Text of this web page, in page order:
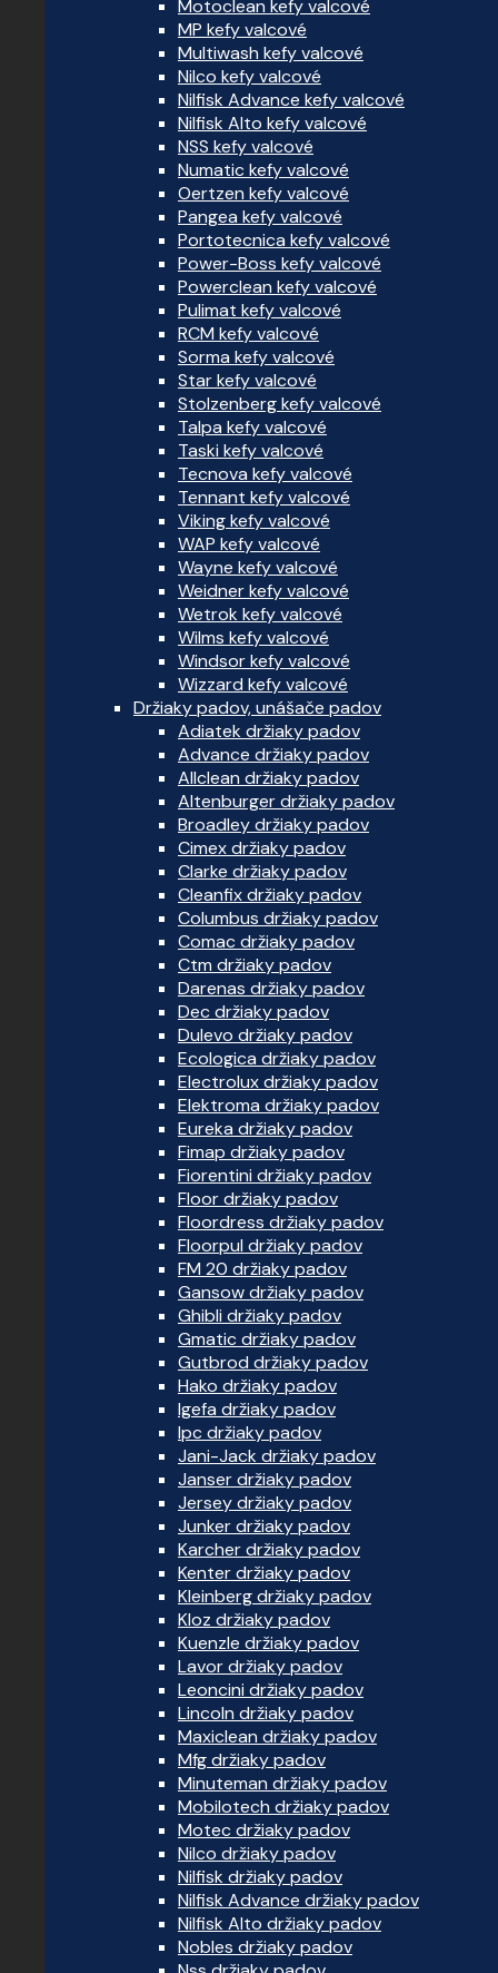
Motoclean kefy valcové
MP kefy valcové
Multiwash kefy valcové
Nilco kefy valcové
Nilfisk Advance kefy valcové
Nilfisk Alto kefy valcové
NSS kefy valcové
Numatic kefy valcové
Oertzen kefy valcové
Pangea kefy valcové
Portotecnica kefy valcové
Power-Boss kefy valcové
Powerclean kefy valcové
Pulimat kefy valcové
RCM kefy valcové
Sorma kefy valcové
Star kefy valcové
Stolzenberg kefy valcové
Talpa kefy valcové
Taski kefy valcové
Tecnova kefy valcové
Tennant kefy valcové
Viking kefy valcové
WAP kefy valcové
Wayne kefy valcové
Weidner kefy valcové
Wetrok kefy valcové
Wilms kefy valcové
Windsor kefy valcové
Wizzard kefy valcové
Držiaky padov, unášače padov
Adiatek držiaky padov
Advance držiaky padov
Allclean držiaky padov
Altenburger držiaky padov
Broadley držiaky padov
Cimex držiaky padov
Clarke držiaky padov
Cleanfix držiaky padov
Columbus držiaky padov
Comac držiaky padov
Ctm držiaky padov
Darenas držiaky padov
Dec držiaky padov
Dulevo držiaky padov
Ecologica držiaky padov
Electrolux držiaky padov
Elektroma držiaky padov
Eureka držiaky padov
Fimap držiaky padov
Fiorentini držiaky padov
Floor držiaky padov
Floordress držiaky padov
Floorpul držiaky padov
FM 20 držiaky padov
Gansow držiaky padov
Ghibli držiaky padov
Gmatic držiaky padov
Gutbrod držiaky padov
Hako držiaky padov
Igefa držiaky padov
Ipc držiaky padov
Jani-Jack držiaky padov
Janser držiaky padov
Jersey držiaky padov
Junker držiaky padov
Karcher držiaky padov
Kenter držiaky padov
Kleinberg držiaky padov
Kloz držiaky padov
Kuenzle držiaky padov
Lavor držiaky padov
Leoncini držiaky padov
Lincoln držiaky padov
Maxiclean držiaky padov
Mfg držiaky padov
Minuteman držiaky padov
Mobilotech držiaky padov
Motec držiaky padov
Nilco držiaky padov
Nilfisk držiaky padov
Nilfisk Advance držiaky padov
Nilfisk Alto držiaky padov
Nobles držiaky padov